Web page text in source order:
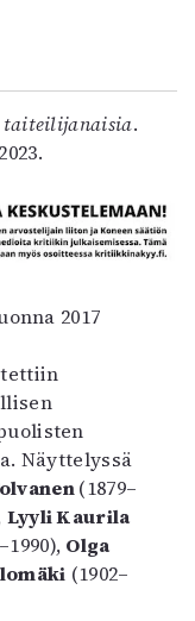
taiteilijanaisia.
2017
Näyttelyssä
(1879–
Lyyli Kaurila
Olga
(1902–